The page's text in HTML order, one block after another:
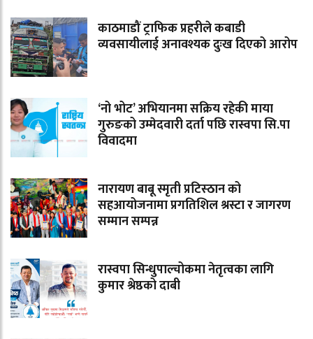
काठमाडौं ट्राफिक प्रहरीले कबाडी
व्यवसायीलाई अनावश्यक दुःख दिएको आरोप
‘नो भोट’ अभियानमा सक्रिय रहेकी माया
गुरुङको उम्मेदवारी दर्ता पछि रास्वपा सि.पा
विवादमा
नारायण बाबू स्मृती प्रटिस्ठान को
सहआयोजनामा प्रगतिशिल श्रस्टा र जागरण
सम्मान सम्पन्न
रास्वपा सिन्धुपाल्चोकमा नेतृत्वका लागि
कुमार श्रेष्ठको दाबी